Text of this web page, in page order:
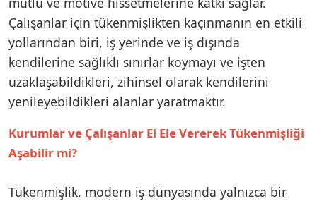
Çalışanlar için tükenmişlikten kaçınmanın en etkili
yollarından biri, iş yerinde ve iş dışında
kendilerine sağlıklı sınırlar koymayı ve işten
uzaklaşabildikleri, zihinsel olarak kendilerini
yenileyebildikleri alanlar yaratmaktır.
Kurumlar ve Çalışanlar El Ele Vererek Tükenmişliği
Aşabilir mi?
Tükenmişlik, modern iş dünyasında yalnızca bir